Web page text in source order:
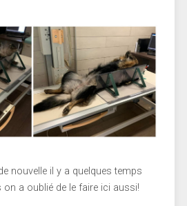
nouvelle il y a quelques temps
a oublié de le faire ici aussi!